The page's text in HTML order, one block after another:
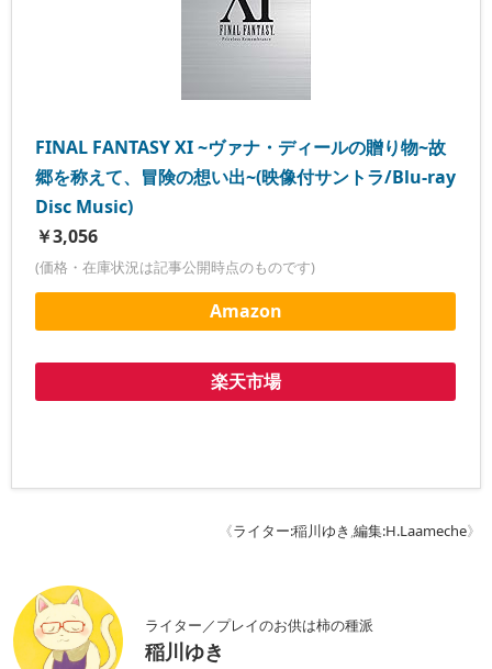
FINAL FANTASY XI ~ヴァナ・ディールの贈り物~故
郷を称えて、冒険の想い出~(映像付サントラ/Blu-ray
Disc Music)
￥3,056
(価格・在庫状況は記事公開時点のものです)
Amazon
楽天市場
《ライター:稲川ゆき ,編集:H.Laameche》
ライター／プレイのお供は柿の種派
稲川ゆき